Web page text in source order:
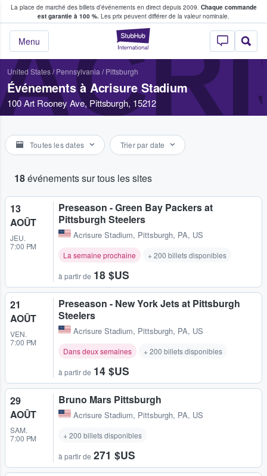
La place de marché des billets d’événements en direct depuis 2009. Chaque commande
est garantie à 100 %. Les prix peuvent différer de la valeur nominale.
StubHub - Où
Menu
fans achètent et vendent des billets
United States/ Pennsylvania / Pittsburgh
Événements à Acrisure Stadium
100 Art Rooney Ave, Pittsburgh, 15212
Toutes les dates Trier par date
18événements sur tous les sites
13
AOÛT
JEU.
7:00 PM
Preseason - Green Bay Packers at
Pittsburgh Steelers
Acrisure Stadium, Pittsburgh, PA, US
La semaine prochaine + 200 billets disponibles
à partir de 18 $US
21
AOÛT
VEN.
7:00 PM
Preseason - New York Jets at Pittsburgh
Steelers
Acrisure Stadium, Pittsburgh, PA, US
Dans deux semaines + 200 billets disponibles
à partir de 14 $US
29
AOÛT
SAM.
7:00 PM
Bruno Mars Pittsburgh
Acrisure Stadium, Pittsburgh, PA, US
+ 200 billets disponibles
à partir de 271 $US